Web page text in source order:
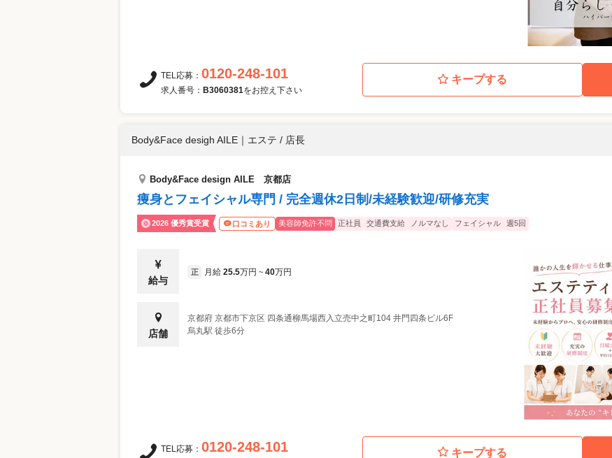
キープする
TEL応募： 0120-248-101
求人番号： B3060381をお控え下さい
Body&Face desigh AILE ｜ エステ / 店長
Body&Face design AILE 京都店
痩身とフェイシャル専門 / 完全週休2日制/未経験歓迎/研修充実
2026 優秀賞受賞 口コミあり 美容師免許不問 正社員 交通費支給 ノルマなし フェイシャル 週5回
給与
正 月給 25.5万円 ~ 40万円
店舗
京都府 京都市下京区 四条通柳馬場西入立売中之町104 井門四条ビル6F
烏丸駅 徒歩6分
キープする
TEL応募： 0120-248-101